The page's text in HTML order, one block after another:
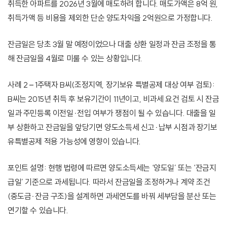
취득한 아파트를 2026년 3월에 매도하려 합니다. 매도가액은 8억 원,
취득가액 등 비용을 제외한 단순 양도차익을 2억원으로 가정합니다.
잔금일은 당초 3월 말 예정이었으나 대출 상환 일정과 잔금 조정을 통
해 잔금일을 4월로 미룰 수 있는 상황입니다.
사례 2 – 1주택자 B씨(조정지역, 장기보유 특별공제 대상 여부 검토):
B씨는 2015년 취득 후 보유기간이 11년이고, 비과세 요건 검토 시 잔금
일과 주민등록 이전일·전입 여부가 쟁점이 될 수 있습니다. 대출을 일
부 상환하고 잔금일을 앞당기면 양도소득세 신고·납부 시점과 장기보
유특별공제 적용 가능성에 영향이 있습니다.
포인트 설명: 현행 법령에 따르면 양도소득세는 ‘양도일’ 또는 ‘잔금지
급일’ 기준으로 과세됩니다. 따라서 잔금일을 조정하거나 계약 조건
(중도금·잔금 구조)을 설계하면 과세연도를 바꿔 세부담을 분산 또는
연기할 수 있습니다.